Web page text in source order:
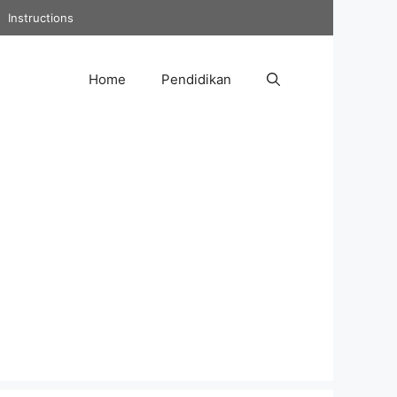
Instructions
Home Pendidikan